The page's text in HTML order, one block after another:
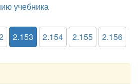
учебника
2.153 2.154 2.155 2.156